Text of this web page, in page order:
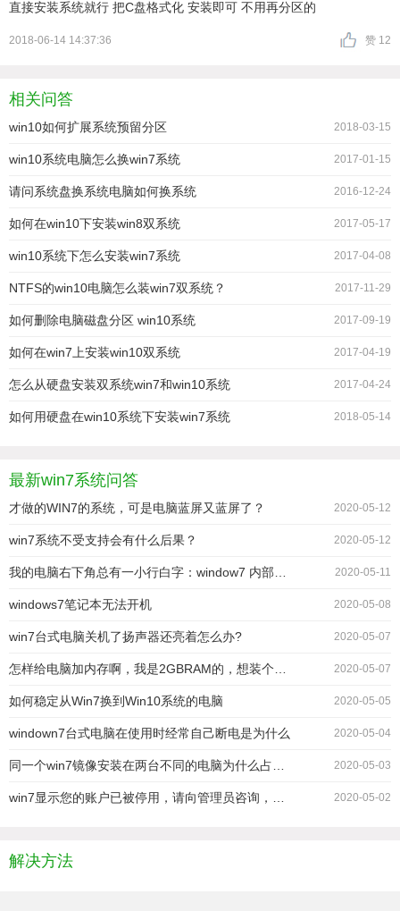
直接安装系统就行 把C盘格式化 安装即可 不用再分区的
2018-06-14 14:37:36 赞 12
相关问答
win10如何扩展系统预留分区 2018-03-15
win10系统电脑怎么换win7系统 2017-01-15
请问系统盘换系统电脑如何换系统 2016-12-24
如何在win10下安装win8双系统 2017-05-17
win10系统下怎么安装win7系统 2017-04-08
NTFS的win10电脑怎么装win7双系统？ 2017-11-29
如何删除电脑磁盘分区 win10系统 2017-09-19
如何在win7上安装win10双系统 2017-04-19
怎么从硬盘安装双系统win7和win10系统 2017-04-24
如何用硬盘在win10系统下安装win7系统 2018-05-14
最新win7系统问答
才做的WIN7的系统，可是电脑蓝屏又蓝屏了？ 2020-05-12
win7系统不受支持会有什么后果？ 2020-05-12
2020-05-11
windows7笔记本无法开机 2020-05-08
win7台式电脑关机了扬声器还亮着怎么办? 2020-05-07
2020-05-07
如何稳定从Win7换到Win10系统的电脑 2020-05-05
windown7台式电脑在使用时经常自己断电是为什么 2020-05-04
2020-05-03
2020-05-02
解决方法